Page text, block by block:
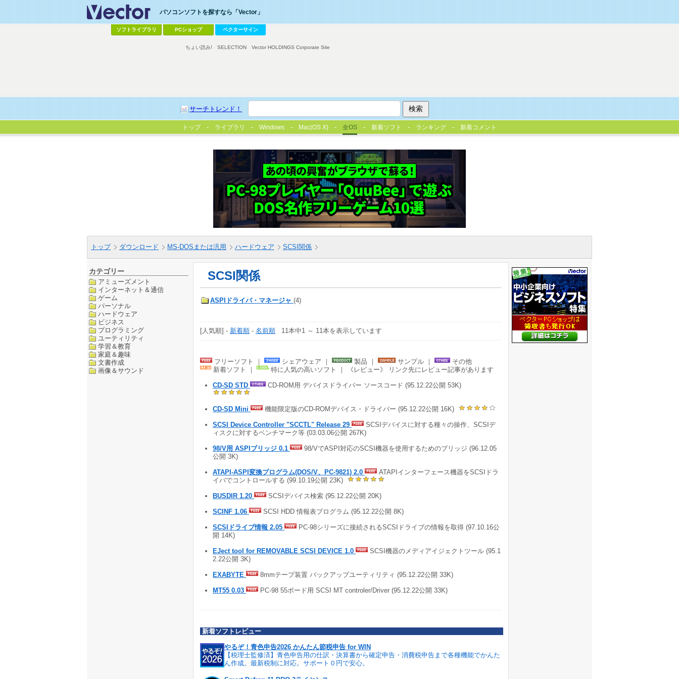
パソコンソフトを探すなら「Vector」
ソフトライブラリ PCショップ ベクターサイン
サーチトレンド！
ちょい読み! SELECTION Vector HOLDINGS Corporate Site
トップ ライブラリ Windows Mac(OS X) 全OS 新着ソフト ランキング 新着コメント
トップ ダウンロード MS-DOSまたは汎用 ハードウェア SCSI関係
カテゴリー
アミューズメント
インターネット＆通信
ゲーム
パーソナル
ハードウェア
ビジネス
プログラミング
ユーティリティ
学習＆教育
家庭＆趣味
文書作成
画像＆サウンド
SCSI関係
ASPIドライバ・マネージャ (4)
[人気順] - 新着順 - 名前順 11本中1 ～ 11本を表示しています
フリーソフト ｜ シェアウェア ｜ 製品 ｜ サンプル ｜
その他
新着ソフト ｜
特に人気の高いソフト ｜ 《レビュー》 リンク先にレビュー記事があります
CD-SD STD CD-ROM用 デバイスドライバー ソースコード (95.12.22公開 53K)
CD-SD Mini 機能限定版のCD-ROMデバイス・ドライバー (95.12.22公開 16K)
SCSI Device Controller "SCCTL" Release 29
SCSIデバイスに対する種々の操作、SCSIデ
ィスクに対するベンチマーク等 (03.03.06公開 267K)
98/V用 ASPIブリッジ 0.1
98/VでASPI対応のSCSI機器を使用するためのブリッジ (96.12.05
公開 3K)
ATAPI-ASPI変換プログラム(DOS/V、PC-9821) 2.0
ATAPIインターフェース機器をSCSIドラ
イバでコントロールする (99.10.19公開 23K)
BUSDIR 1.20 SCSIデバイス検索 (95.12.22公開 20K)
SCINF 1.06 SCSI HDD 情報表プログラム (95.12.22公開 8K)
SCSIドライブ情報 2.05
PC-98シリーズに接続されるSCSIドライブの情報を取得 (97.10.16公
開 14K)
EJect tool for REMOVABLE SCSI DEVICE 1.0
SCSI機器のメディアイジェクトツール (95.1
2.22公開 3K)
EXABYTE 8mmテープ装置 バックアップユーティリティ (95.12.22公開 33K)
MT55 0.03 PC-98 55ボード用 SCSI MT controler/Driver (95.12.22公開 33K)
新着ソフトレビュー
やるぞ！青色申告2026 かんたん節税申告 for WIN
【税理士監修済】青色申告用の仕訳・決算書から確定申告・消費税申告まで各種機能でかんた
ん作成。最新税制に対応。サポート０円で安心。